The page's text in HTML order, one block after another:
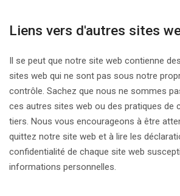
Liens vers d'autres sites
Il se peut que notre site web contienne
sites web qui ne sont pas sous notre
contrôle. Sachez que nous ne sommes
ces autres sites web ou des pratiques de
tiers. Nous vous encourageons à être
quittez notre site web et à lire les
confidentialité de chaque site web
informations personnelles.